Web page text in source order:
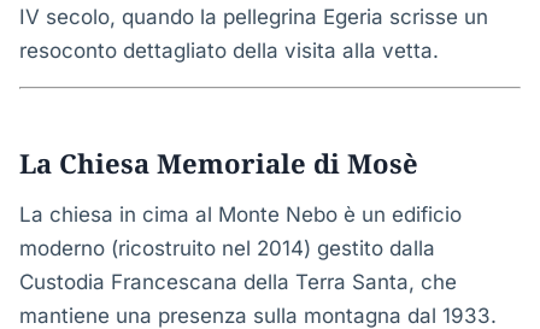
IV secolo, quando la pellegrina Egeria scrisse un
resoconto dettagliato della visita alla vetta.
La Chiesa Memoriale di Mosè
La chiesa in cima al Monte Nebo è un edificio
moderno (ricostruito nel 2014) gestito dalla
Custodia Francescana della Terra Santa, che
mantiene una presenza sulla montagna dal 1933.